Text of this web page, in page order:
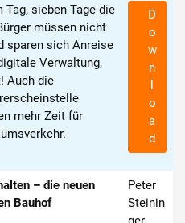
Tag, sieben Tage die
müssen nicht
sparen sich Anreise
Verwaltung,
Auch die
mehr Zeit für
D
o
w
n
o
a
d
– die neuen
Bauhof
Peter
Steinin